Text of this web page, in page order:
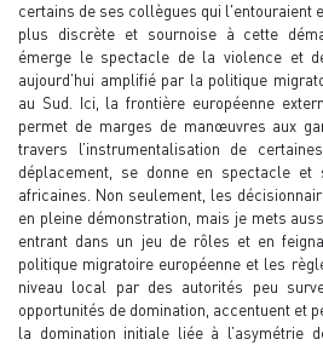
certains de ses collègues qui l'entouraient
plus discrète et sournoise à cette
émerge le spectacle de la violence et
aujourd’hui amplifié par la politique
au Sud. Ici, la frontière européenne
permet de marges de manœuvres aux
travers l’instrumentalisation de
déplacement, se donne en spectacle
africaines. Non seulement, les
en pleine démonstration, mais je mets
entrant dans un jeu de rôles et en
politique migratoire européenne et les
niveau local par des autorités peu
opportunités de domination, accentuent et
la domination initiale liée à l’asymétrie